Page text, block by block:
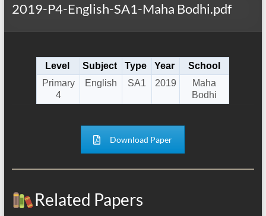
2019-P4-English-SA1-Maha Bodhi.pdf
Level Subject Type Year
School
Primary
4
English SA1 2019
Maha
Bodhi
Download Paper
Related Papers